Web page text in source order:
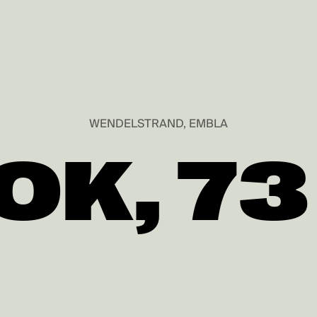
WENDELSTRAND, EMBLA